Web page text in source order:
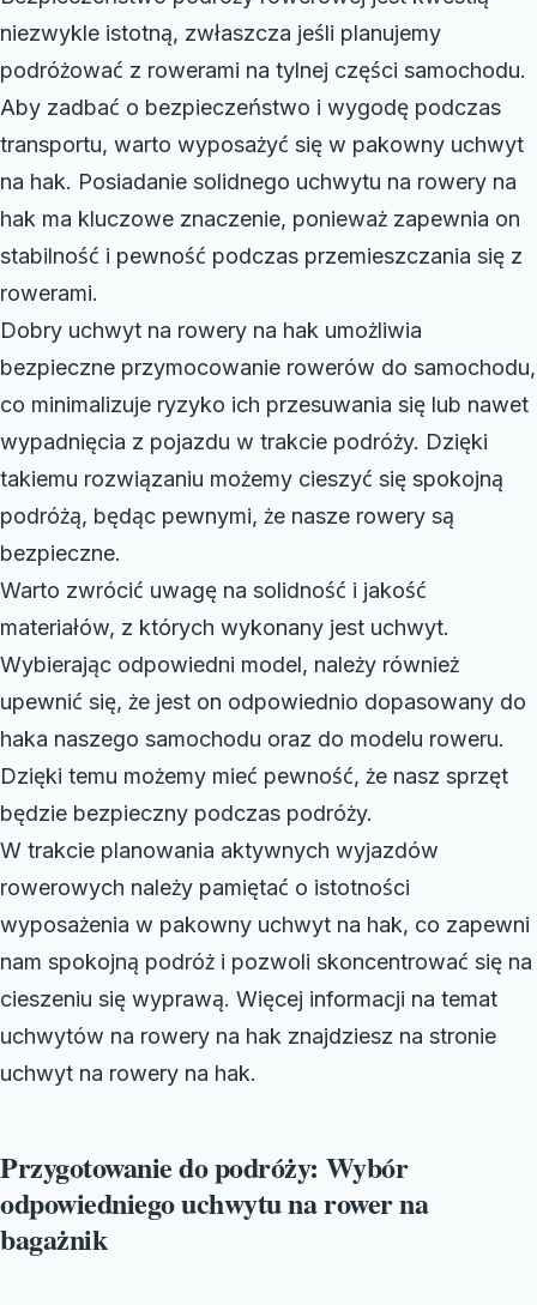
niezwykle istotną, zwłaszcza jeśli planujemy
podróżować z rowerami na tylnej części samochodu.
Aby zadbać o bezpieczeństwo i wygodę podczas
transportu, warto wyposażyć się w pakowny uchwyt
na hak. Posiadanie solidnego uchwytu na rowery na
hak ma kluczowe znaczenie, ponieważ zapewnia on
stabilność i pewność podczas przemieszczania się z
rowerami.
Dobry uchwyt na rowery na hak umożliwia
bezpieczne przymocowanie rowerów do samochodu,
co minimalizuje ryzyko ich przesuwania się lub nawet
wypadnięcia z pojazdu w trakcie podróży. Dzięki
takiemu rozwiązaniu możemy cieszyć się spokojną
podróżą, będąc pewnymi, że nasze rowery są
bezpieczne.
Warto zwrócić uwagę na solidność i jakość
materiałów, z których wykonany jest uchwyt.
Wybierając odpowiedni model, należy również
upewnić się, że jest on odpowiednio dopasowany do
haka naszego samochodu oraz do modelu roweru.
Dzięki temu możemy mieć pewność, że nasz sprzęt
będzie bezpieczny podczas podróży.
W trakcie planowania aktywnych wyjazdów
rowerowych należy pamiętać o istotności
wyposażenia w pakowny uchwyt na hak, co zapewni
nam spokojną podróż i pozwoli skoncentrować się na
cieszeniu się wyprawą. Więcej informacji na temat
uchwytów na rowery na hak znajdziesz na stronie
uchwyt na rowery na hak.
Przygotowanie do podróży: Wybór
odpowiedniego uchwytu na rower na
bagażnik